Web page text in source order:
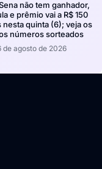
não tem ganhador,
e prêmio vai a R$ 150
nesta quinta (6); veja os
números sorteados
de agosto de 2026